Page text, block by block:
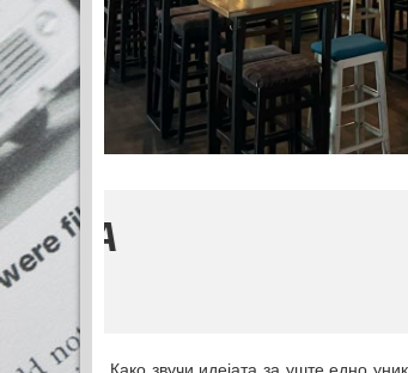
„Како звучи идејата за уште едно